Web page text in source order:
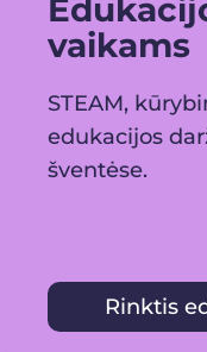
vaikams
STEAM,
edukacijos
šventėse.
Rinktis